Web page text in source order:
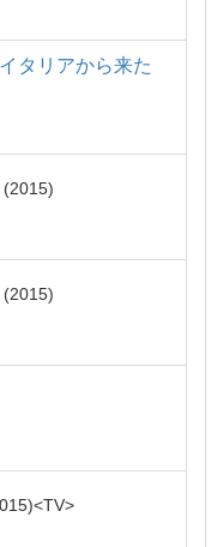
タリアから来た
2015
2015
TV